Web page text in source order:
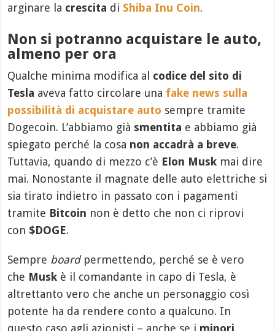
arginare la crescita di Shiba Inu Coin.
Non si potranno acquistare le auto,
almeno per ora
Qualche minima modifica al codice del sito di
Tesla aveva fatto circolare una fake news sulla
possibilità di acquistare auto sempre tramite
Dogecoin. L’abbiamo già smentita e abbiamo già
spiegato perché la cosa non accadrà a breve.
Tuttavia, quando di mezzo c’è Elon Musk mai dire
mai. Nonostante il magnate delle auto elettriche si
sia tirato indietro in passato con i pagamenti
tramite Bitcoin non è detto che non ci riprovi
con $DOGE.
Sempre boardpermettendo, perché se è vero
che Musk è il comandante in capo di Tesla, è
altrettanto vero che anche un personaggio così
potente ha da rendere conto a qualcuno. In